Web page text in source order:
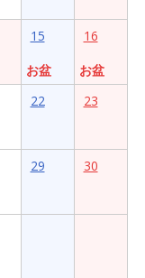
15
お盆
16
お盆
22 23
29 30